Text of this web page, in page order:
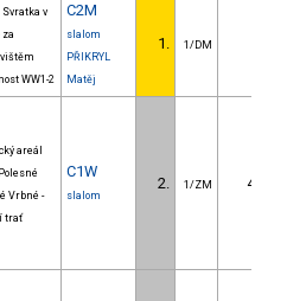
Svratka v
za
WW1-2
C2M
slalom
PŘIKRYL
Matěj
1. 1/DM
areál
Vrbné -
trať
C1W
slalom
2. 1/ZM 4.48